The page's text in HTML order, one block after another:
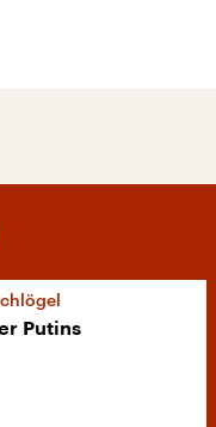
Putins